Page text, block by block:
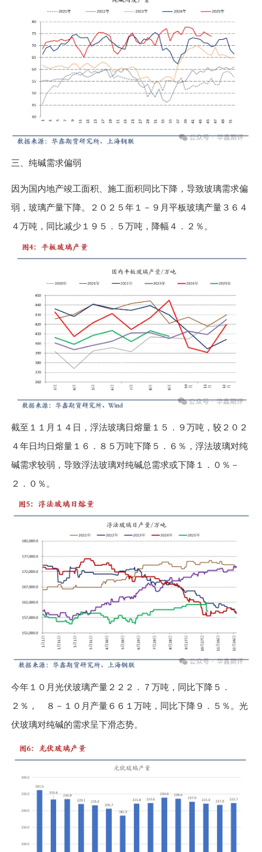
三、纯碱需求偏弱
因为国内地产竣工面积、施工面积同比下降，导致玻璃需求偏
弱，玻璃产量下降。２０２５年１－９月平板玻璃产量３６４
４万吨，同比减少１９５．５万吨，降幅４．２％。
截至１１月１４日，浮法玻璃日熔量１５．９万吨，较２０２
４年日均日熔量１６．８５万吨下降５．６％，浮法玻璃对纯
碱需求较弱，导致浮法玻璃对纯碱总需求或下降１．０％－
２．０％。
今年１０月光伏玻璃产量２２２．７万吨，同比下降５．
２％， ８－１０月产量６６１万吨，同比下降９．５％。光
伏玻璃对纯碱的需求呈下滑态势。